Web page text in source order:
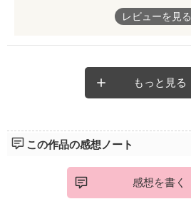
どこかから聴こえるその調べは
ゆっくりとゆっくりと
ただ目を閉じ
レビューを見る
もっと見る
この作品の感想ノート
感想を書く